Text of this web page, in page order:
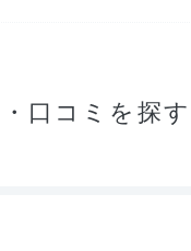
口コミを探す